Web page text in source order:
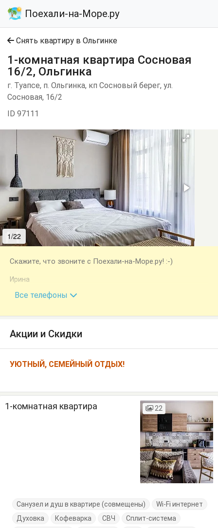
Поехали-на-Море.ру
Снять квартиру в Ольгинке
1-комнатная квартира Сосновая
16/2, Ольгинка
г. Туапсе, п. Ольгинка, кп Сосновый берег, ул.
Сосновая, 16/2
ID 97111
1/22
Скажите, что звоните с Поехали-на-Море.ру! :-)
Ирина
+7 (918) 336-28-29
Все телефоны
Акции и Скидки
УЮТНЫЙ, СЕМЕЙНЫЙ ОТДЫХ!
1-комнатная квартира 22
Санузел и душ в квартире (совмещены)
Wi-Fi интернет
Духовка
Кофеварка СВЧ
Сплит-система